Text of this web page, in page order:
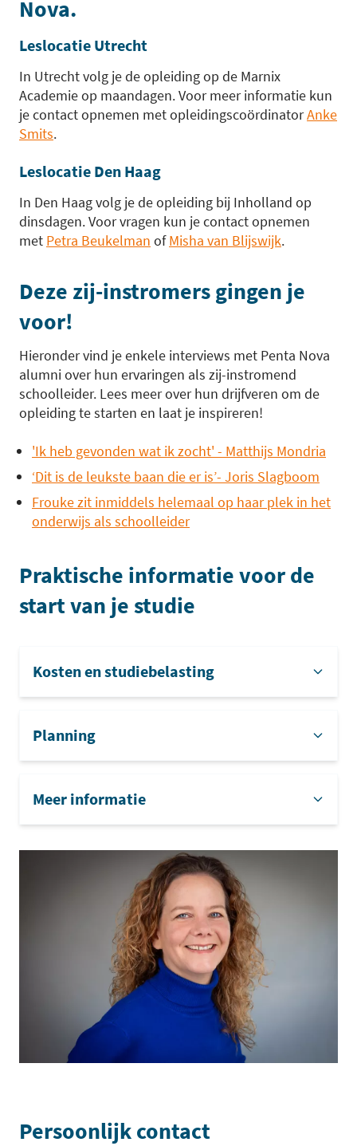
Nova.
Leslocatie Utrecht
In Utrecht volg je de opleiding op de Marnix
Academie op maandagen. Voor meer informatie kun
je contact opnemen met opleidingscoördinatorAnke
Smits.
Leslocatie Den Haag
In Den Haag volg je de opleiding bij Inholland op
dinsdagen. Voor vragen kun je contact opnemen
met Petra Beukelman ofMisha van Blijswijk.
Deze zij-instromers gingen je
voor!
Hieronder vind je enkele interviews met Penta Nova
alumni over hun ervaringen als zij-instromend
schoolleider. Lees meer over hun drijfveren om de
opleiding te starten en laat je inspireren!
'Ik heb gevonden wat ik zocht' - Matthijs Mondria
‘Dit is de leukste baan die er is’- Joris Slagboom
Frouke zit inmiddels helemaal op haar plek in het
onderwijs als schoolleider
Praktische informatie voor de
start van je studie
Kosten en studiebelasting
Planning
Meer informatie
Persoonlijk contact